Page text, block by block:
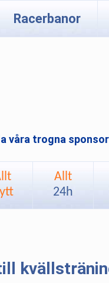
Racerbanor
våra trogna
Allt
24h